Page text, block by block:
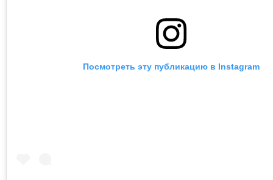
Посмотреть эту публикацию в Instagram